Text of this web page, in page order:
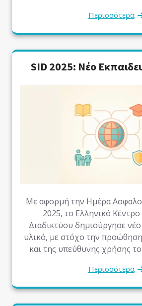
Περισσότερα
SID 2025: Νέο
Με αφορμή την Ημέρα
2025, το Ελληνικό
Διαδικτύου δημιούργησε νέο
υλικό, με στόχο την
και της υπεύθυνης χρήσης
Περισσότερα